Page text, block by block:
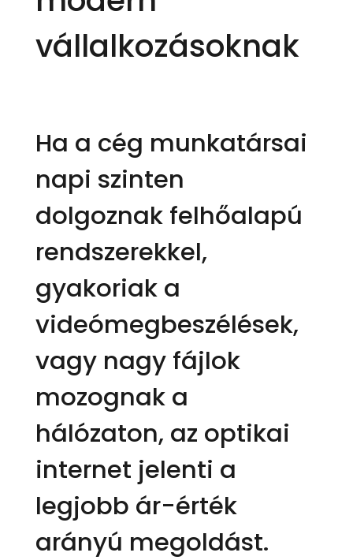
vállalkozásoknak
Ha a cég munkatársai
napi szinten
dolgoznak felhőalapú
rendszerekkel,
gyakoriak a
videómegbeszélések,
vagy nagy fájlok
mozognak a
hálózaton, az optikai
internet jelenti a
legjobb ár-érték
arányú megoldást.